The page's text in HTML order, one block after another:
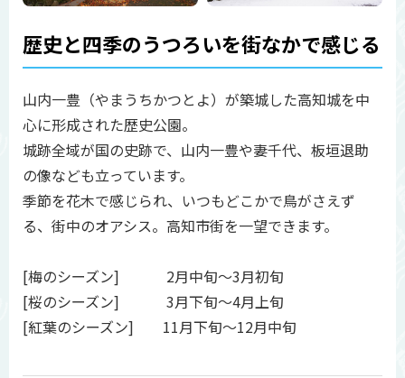
歴史と四季のうつろいを街なかで感じる
山内一豊（やまうちかつとよ）が築城した高知城を中
心に形成された歴史公園。
城跡全域が国の史跡で、山内一豊や妻千代、板垣退助
の像なども立っています。
季節を花木で感じられ、いつもどこかで鳥がさえず
る、街中のオアシス。高知市街を一望できます。
[梅のシーズン] 2月中旬～3月初旬
[桜のシーズン] 3月下旬～4月上旬
[紅葉のシーズン] 11月下旬～12月中旬